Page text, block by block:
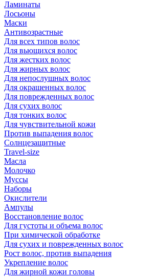
Ламинаты
Лосьоны
Маски
Антивозрастные
Для всех типов волос
Для вьющихся волос
Для жестких волос
Для жирных волос
Для непослушных волос
Для окрашенных волос
Для поврежденных волос
Для сухих волос
Для тонких волос
Для чувствительной кожи
Против выпадения волос
Солнцезащитные
Travel-size
Масла
Молочко
Муссы
Наборы
Окислители
Ампулы
Восстановление волос
Для густоты и объема волос
При химической обработке
Для сухих и поврежденных волос
Рост волос, против выпадения
Укрепление волос
Для жирной кожи головы